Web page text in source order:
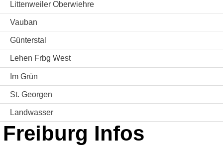
Littenweiler Oberwiehre
Vauban
Günterstal
Lehen Frbg West
Im Grün
St. Georgen
Landwasser
Freiburg Infos